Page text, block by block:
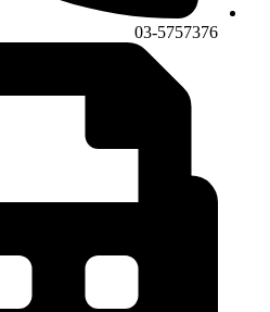
03-5757376